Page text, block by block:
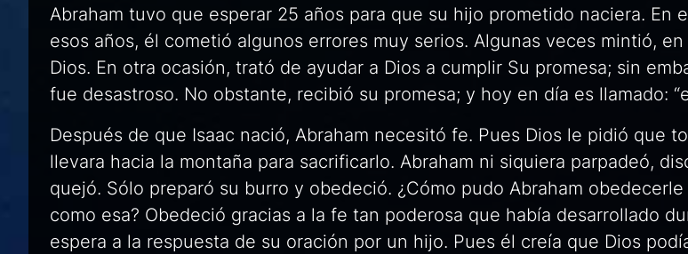
Abraham tuvo que esperar 25 años para que su hijo prometido naciera. En
esos años, él cometió algunos errores muy serios. Algunas veces mintió,
Dios. En otra ocasión, trató de ayudar a Dios a cumplir Su promesa; sin
fue desastroso. No obstante, recibió su promesa; y hoy en día es llamado:
Después de que Isaac nació, Abraham necesitó fe. Pues Dios le pidió que
llevara hacia la montaña para sacrificarlo. Abraham ni siquiera parpadeó,
quejó. Sólo preparó su burro y obedeció. ¿Cómo pudo Abraham
como esa? Obedeció gracias a la fe tan poderosa que había desarrollado
espera a la respuesta de su oración por un hijo. Pues él creía que Dios